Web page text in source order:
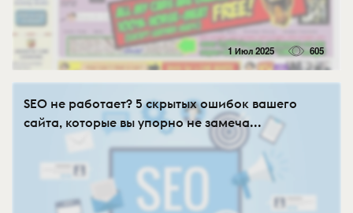
1 Июл 2025 605
SEO не работает? 5 скрытых ошибок вашего
сайта, которые вы упорно не замеча...